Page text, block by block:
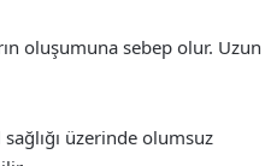
oluşumuna sebep olur. Uzun
üzerinde olumsuz